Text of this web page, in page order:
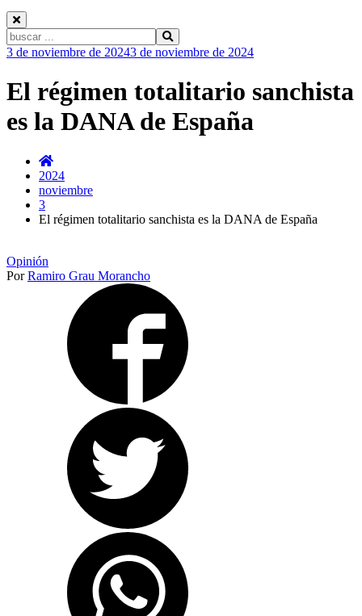
Buscar:
Ir
contenido
3 de noviembre de 20243 de noviembre de 2024
El régimen totalitario sanchista
es la DANA de España
2024
noviembre
3
El régimen totalitario sanchista es la DANA de España
Opinión
PorRamiro Grau Morancho